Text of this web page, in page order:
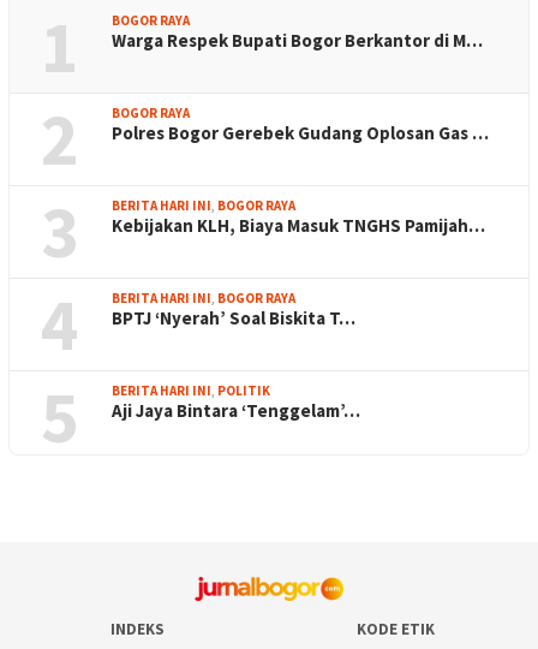
1 BOGOR RAYA
Warga Respek Bupati Bogor Berkantor di M…
2 BOGOR RAYA
Polres Bogor Gerebek Gudang Oplosan Gas …
3 BERITA HARI INI, BOGOR RAYA
Kebijakan KLH, Biaya Masuk TNGHS Pamijah…
4 BERITA HARI INI, BOGOR RAYA
BPTJ ‘Nyerah’ Soal Biskita T…
5 BERITA HARI INI, POLITIK
Aji Jaya Bintara ‘Tenggelam’…
INDEKS
KODE ETIK